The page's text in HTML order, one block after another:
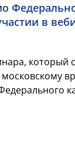
в
который
московскому
казначей...